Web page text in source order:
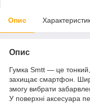
Опис
Опис
Гумка Smtt — це тонкий,
захищає смартфон.
змогу вибрати
У поверхні аксесуара